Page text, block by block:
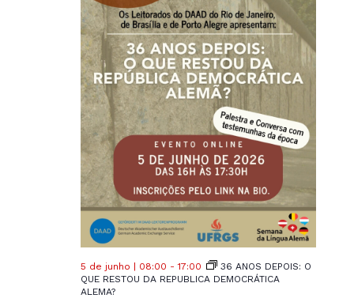
5 de junho | 08:00 -17:00
36 ANOS DEPOIS: O
QUE RESTOU DA REPUBLICA DEMOCRÁTICA
ALEMA?